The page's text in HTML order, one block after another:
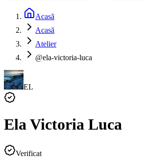
Acasă
Acasă
Atelier
@ela-victoria-luca
EL
Ela Victoria Luca
Verificat